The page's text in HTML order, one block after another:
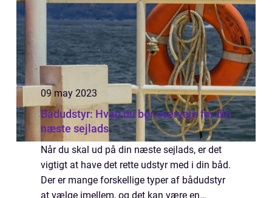
09 may 2023
Bådudstyr: Hvad du bør overveje før din
næste sejlads
Når du skal ud på din næste sejlads, er det
vigtigt at have det rette udstyr med i din båd.
Der er mange forskellige typer af bådudstyr
at vælge imellem, og det kan være en